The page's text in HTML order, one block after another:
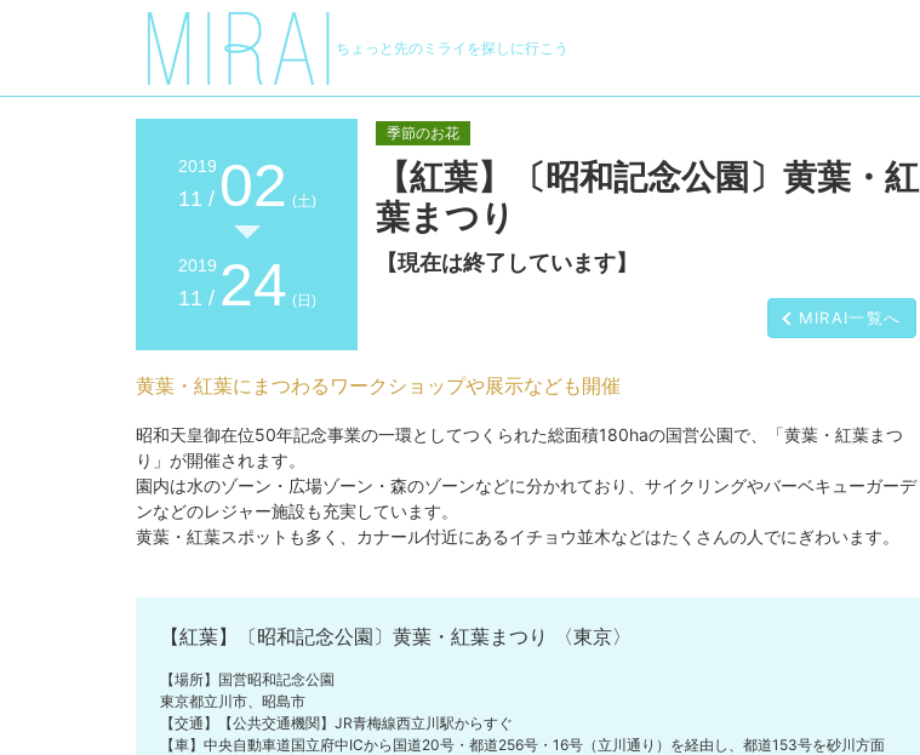
ちょっと先のミライを探しに行こう
2019
11 / 02 (土)
2019
11 / 24 (日)
季節のお花
【紅葉】〔昭和記念公園〕黄葉・紅
葉まつり
【現在は終了しています】
MIRAI一覧へ
黄葉・紅葉にまつわるワークショップや展示なども開催
昭和天皇御在位50年記念事業の一環としてつくられた総面積180haの国営公園で、「黄葉・紅葉まつ
り」が開催されます。
園内は水のゾーン・広場ゾーン・森のゾーンなどに分かれており、サイクリングやバーベキューガーデ
ンなどのレジャー施設も充実しています。
黄葉・紅葉スポットも多く、カナール付近にあるイチョウ並木などはたくさんの人でにぎわいます。
【紅葉】〔昭和記念公園〕黄葉・紅葉まつり 〈東京〉
【場所】国営昭和記念公園
東京都立川市、昭島市
【交通】【公共交通機関】JR青梅線西立川駅からすぐ
【車】中央自動車道国立府中ICから国道20号・都道256号・16号（立川通り）を経由し、都道153号を砂川方面